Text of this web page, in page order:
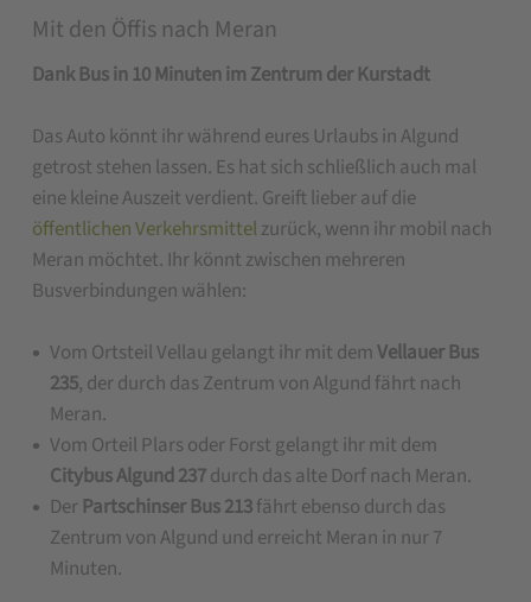
Mit den Öffis nach Meran
Dank Bus in 10 Minuten im Zentrum der Kurstadt
Das Auto könnt ihr während eures Urlaubs in Algund
getrost stehen lassen. Es hat sich schließlich auch mal
eine kleine Auszeit verdient. Greift lieber auf die
öffentlichen Verkehrsmittelzurück, wenn ihr mobil nach
Meran möchtet. Ihr könnt zwischen mehreren
Busverbindungen wählen:
Vom Ortsteil Vellau gelangt ihr mit demVellauer Bus
235, der durch das Zentrum von Algund fährt nach
Meran.
Vom Orteil Plars oder Forst gelangt ihr mit dem
Citybus Algund 237durch das alte Dorf nach Meran.
Der Partschinser Bus 213fährt ebenso durch das
Zentrum von Algund und erreicht Meran in nur 7
Minuten.